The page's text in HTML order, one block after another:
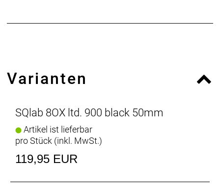
Varianten
SQlab 8OX ltd. 900 black 50mm
Artikel ist lieferbar
pro Stück (inkl. MwSt.)
119,95 EUR